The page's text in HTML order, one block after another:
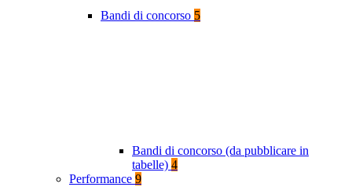
Bandi di concorso 5
Bandi di concorso (da pubblicare in
tabelle) 4
Performance 9